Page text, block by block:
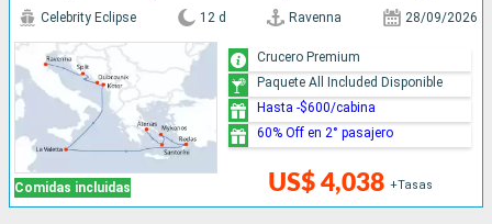
Comidas incluidas
Celebrity Eclipse 12 d Ravenna 28/09/2026
US$ 4,038 +Tasas
Crucero Premium
Paquete All Included Disponible
Hasta -$600/cabina
60% Off en 2° pasajero